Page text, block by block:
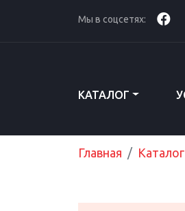
Мы в соцсетях:
КАТАЛОГ
Главная Каталог